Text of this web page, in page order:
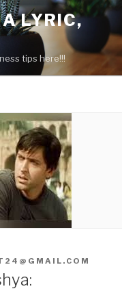
LYRIC,
tips here!!!